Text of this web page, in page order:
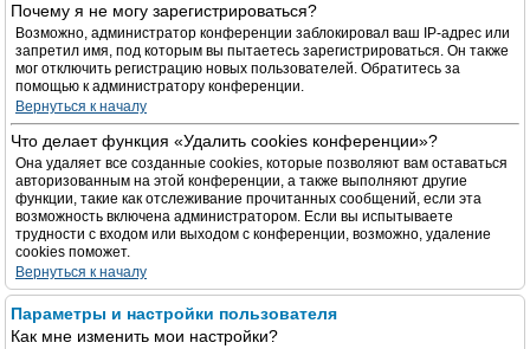
Почему я не могу зарегистрироваться?
Возможно, администратор конференции заблокировал ваш IP-адрес или
запретил имя, под которым вы пытаетесь зарегистрироваться. Он также
мог отключить регистрацию новых пользователей. Обратитесь за
помощью к администратору конференции.
Вернуться к началу
Что делает функция «Удалить cookies конференции»?
Она удаляет все созданные cookies, которые позволяют вам оставаться
авторизованным на этой конференции, а также выполняют другие
функции, такие как отслеживание прочитанных сообщений, если эта
возможность включена администратором. Если вы испытываете
трудности с входом или выходом с конференции, возможно, удаление
cookies поможет.
Вернуться к началу
Параметры и настройки пользователя
Как мне изменить мои настройки?